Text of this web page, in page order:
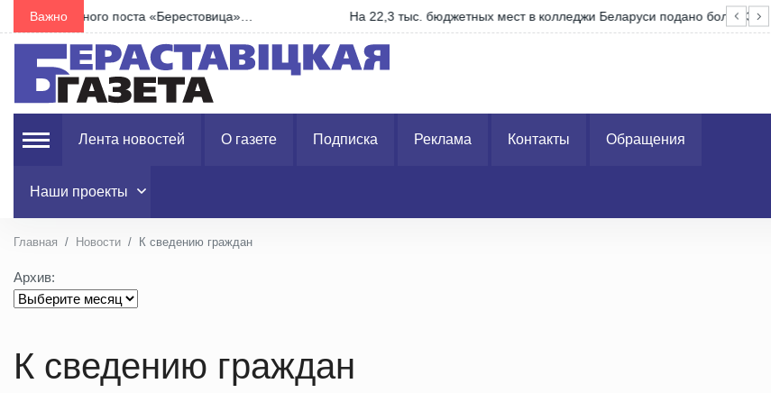
Важно На 22,3 тыс. бюджетных мест в колледжи Беларуси подано более 30,2 тыс. заявлений…
Лента новостей О газете Подписка Реклама Контакты Обращения
Наши проекты
Главная Новости К сведению граждан
Архив:
К сведению граждан